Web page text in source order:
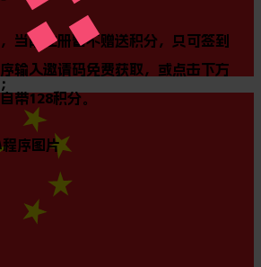
当前注册暂不赠送积分，只可签到
输入邀请码免费获取，或点击下方
带128积分。